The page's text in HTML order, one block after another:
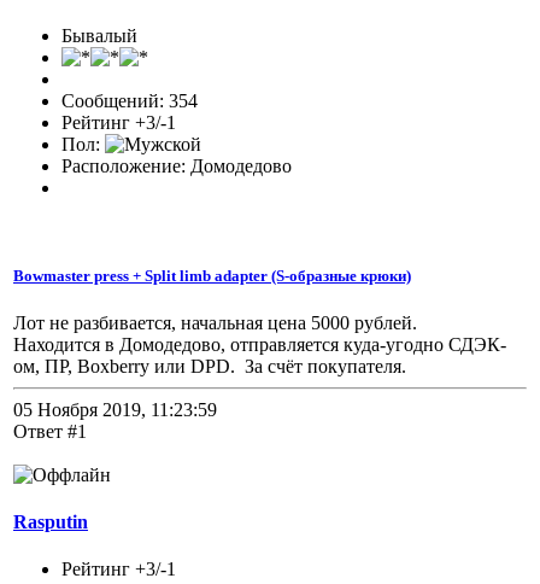
Бывалый
Сообщений: 354
Рейтинг +3/-1
Пол:
Расположение: Домодедово
Bowmaster press + Split limb adapter (S-образные крюки)
Лот не разбивается, начальная цена 5000 рублей.
Находится в Домодедово, отправляется куда-угодно СДЭК-
ом, ПР, Boxberry или DPD. За счёт покупателя.
05 Ноября 2019, 11:23:59
Ответ #1
Rasputin
Рейтинг +3/-1